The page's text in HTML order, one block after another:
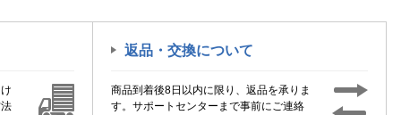
返品・交換について
商品到着後8日以内に限り、返品を承りま
す。サポートセンターまで事前にご連絡